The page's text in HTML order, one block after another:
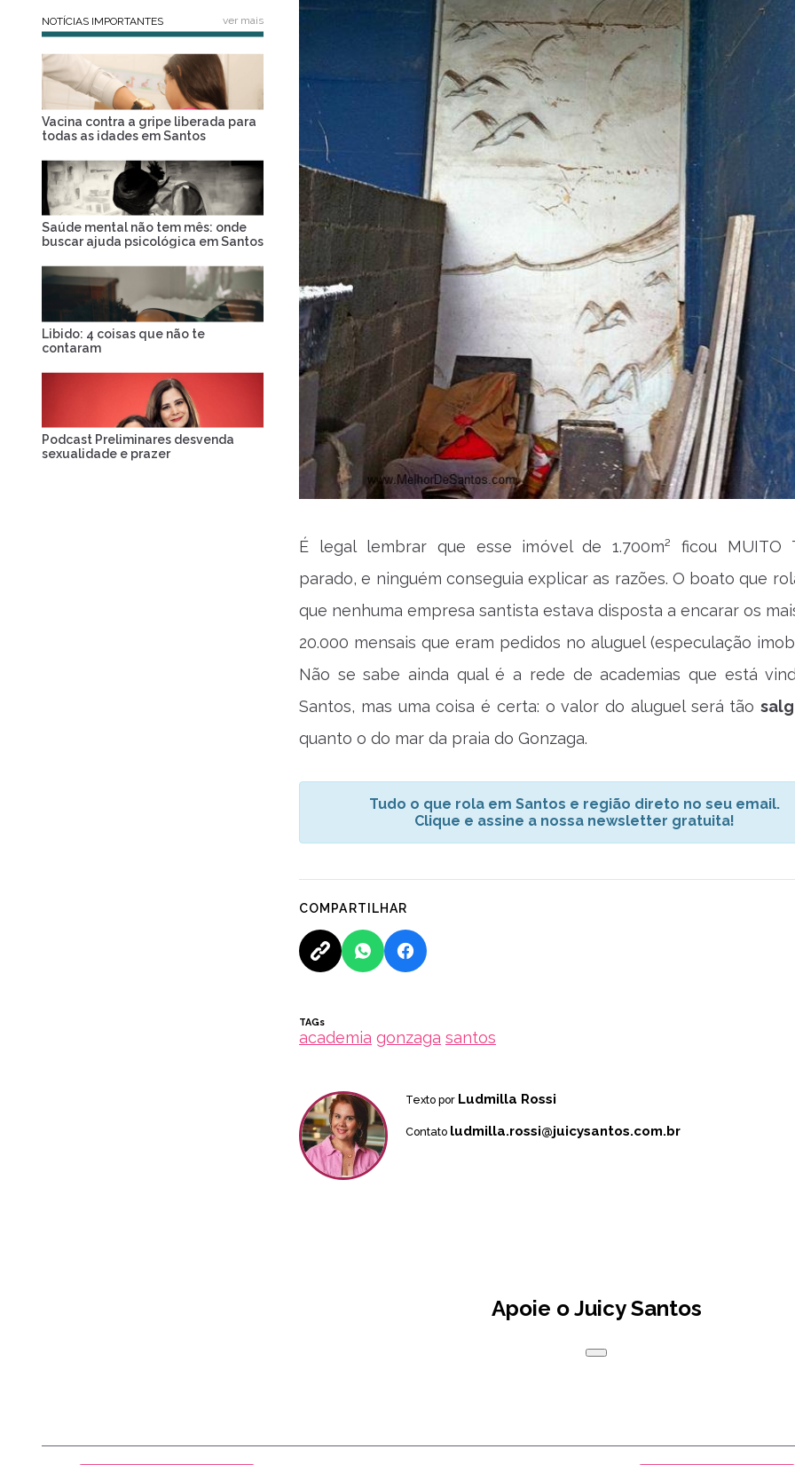
É legal lembrar que esse imóvel de 1.700m² ficou MUITO
parado, e ninguém conseguia explicar as razões. O boato que
que nenhuma empresa santista estava disposta a encarar os
20.000 mensais que eram pedidos no aluguel (especulação
Não se sabe ainda qual é a rede de academias que está
Santos, mas uma coisa é certa: o valor do aluguel será tão
quanto o do mar da praia do Gonzaga.
Tudo o que rola em Santos e região direto no seu email.
Clique e assine a nossa newsletter gratuita!
COMPARTILHAR
TAGs
academia gonzaga santos
Texto por Ludmilla Rossi
Contato ludmilla.rossi@juicysantos.com.br
NOTÍCIAS IMPORTANTES ver mais
Vacina contra a gripe liberada para
todas as idades em Santos
Saúde mental não tem mês: onde
buscar ajuda psicológica em Santos
Libido: 4 coisas que não te
contaram
Podcast Preliminares desvenda
sexualidade e prazer
Apoie o Juicy Santos